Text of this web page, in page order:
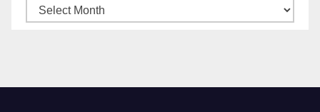
ARSIP